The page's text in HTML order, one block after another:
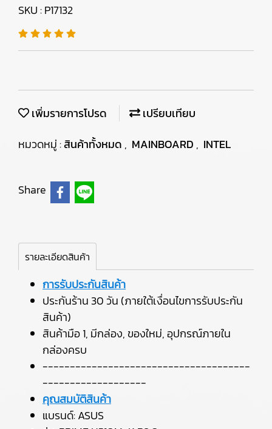
SKU : P17132
เพิ่มรายการโปรด
เปรียบเทียบ
หมวดหมู่ :สินค้าทั้งหมด , MAINBOARD , INTEL
Share
รายละเอียดสินค้า
การรับประกันสินค้า
ประกันร้าน 30 วัน (ภายใต้เงื่อนไขการรับประกัน
สินค้า)
สินค้ามือ 1, มีกล่อง, ของใหม่, อุปกรณ์ภายใน
กล่องครบ
--------------------------------------
-------------------
คุณสมบัติสินค้า
แบรนด์: ASUS